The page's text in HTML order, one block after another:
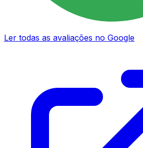
Ler todas as avaliações no Google